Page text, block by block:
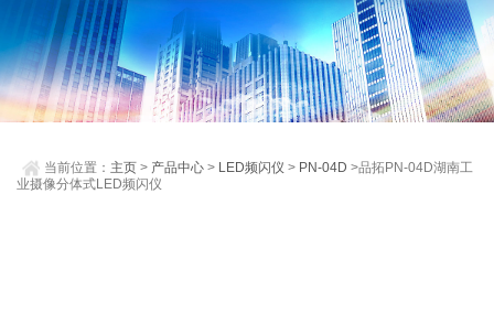
当前位置： 主页 > 产品中心 > LED频闪仪 > PN-04D >品拓PN-04D湖南工
业摄像分体式LED频闪仪